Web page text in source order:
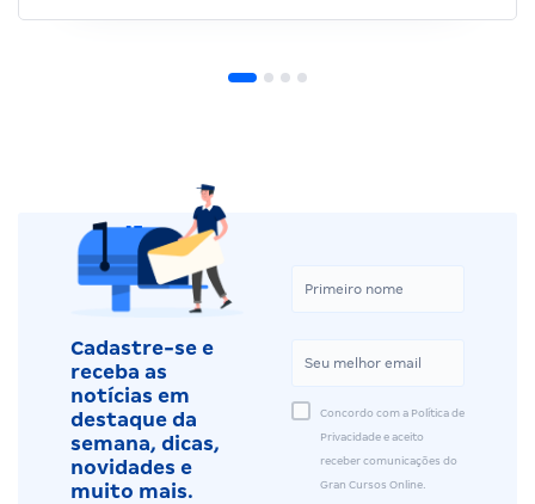
Cadastre-se e
receba as
notícias em
destaque da
semana, dicas,
novidades e
muito mais.
Concordo com a Política de
Privacidade e aceito
receber comunicações do
Gran Cursos Online.